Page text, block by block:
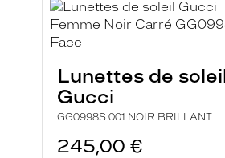
Lunettes de
Gucci
GG0998S 001 NOIR BRILLANT
245,00 €